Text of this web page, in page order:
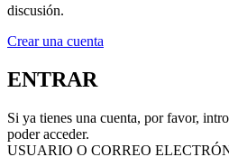
Crear una cuenta
poder acceder.
USUARIO O CORREO
Los datos marcados con * son